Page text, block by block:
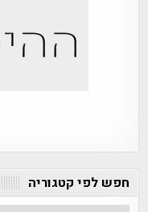
חפש לפי קטגוריה